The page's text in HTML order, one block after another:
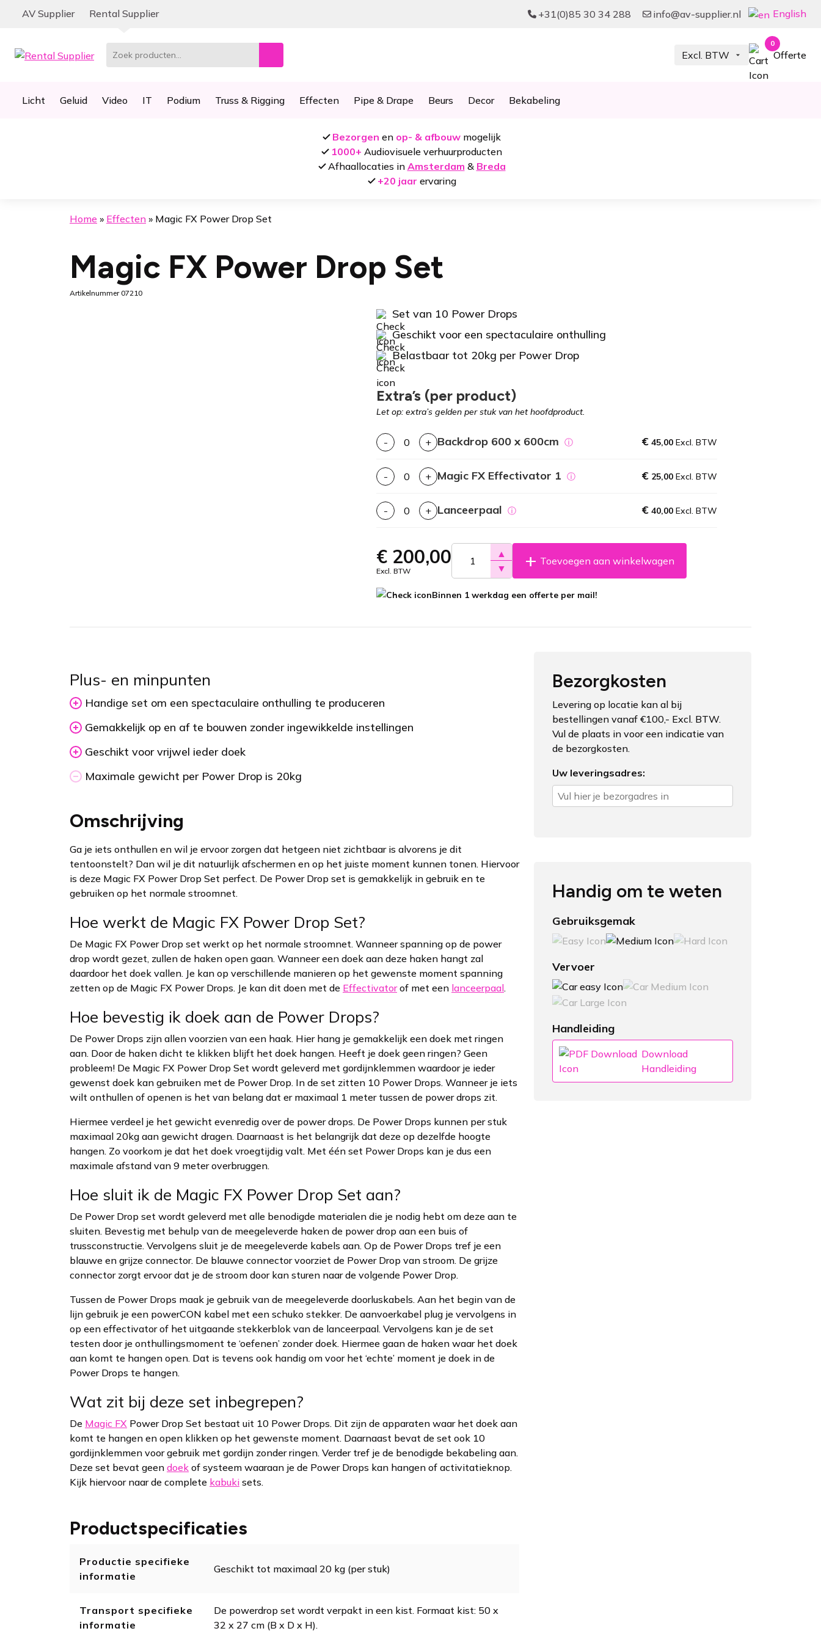
navigatie
inhoud
AV Supplier Rental Supplier +31(0)85 30 34 288 info@av-supplier.nl English
Zoeken
0
Offerte
Licht Geluid Video IT Podium Truss & Rigging Effecten Pipe & Drape Beurs Decor Bekabeling
Bezorgen en op- & afbouw mogelijk
1000+ Audiovisuele verhuurproducten
Afhaallocaties in Amsterdam & Breda
+20 jaar ervaring
Home » Effecten » Magic FX Power Drop Set
Magic FX Power Drop Set
Artikelnummer 07210
Set van 10 Power Drops
Geschikt voor een spectaculaire onthulling
Belastbaar tot 20kg per Power Drop
Extra’s (per product)
Let op: extra’s gelden per stuk van het hoofdproduct.
- + Backdrop 600 x 600cm ⓘ € 45,00 Excl. BTW
- + Magic FX Effectivator 1 ⓘ € 25,00 Excl. BTW
- + Lanceerpaal ⓘ € 40,00 Excl. BTW
€ 200,00
Excl. BTW
▲
▼
Toevoegen aan winkelwagen
Binnen 1 werkdag een offerte per mail!
Plus- en minpunten
Handige set om een spectaculaire onthulling te produceren
Gemakkelijk op en af te bouwen zonder ingewikkelde instellingen
Geschikt voor vrijwel ieder doek
Maximale gewicht per Power Drop is 20kg
Omschrijving
Ga je iets onthullen en wil je ervoor zorgen dat hetgeen niet zichtbaar is alvorens je dit
tentoonstelt? Dan wil je dit natuurlijk afschermen en op het juiste moment kunnen tonen. Hiervoor
is deze Magic FX Power Drop Set perfect. De Power Drop set is gemakkelijk in gebruik en te
gebruiken op het normale stroomnet.
Hoe werkt de Magic FX Power Drop Set?
De Magic FX Power Drop set werkt op het normale stroomnet. Wanneer spanning op de power
drop wordt gezet, zullen de haken open gaan. Wanneer een doek aan deze haken hangt zal
daardoor het doek vallen. Je kan op verschillende manieren op het gewenste moment spanning
zetten op de Magic FX Power Drops. Je kan dit doen met de Effectivatorof met een lanceerpaal.
Hoe bevestig ik doek aan de Power Drops?
De Power Drops zijn allen voorzien van een haak. Hier hang je gemakkelijk een doek met ringen
aan. Door de haken dicht te klikken blijft het doek hangen. Heeft je doek geen ringen? Geen
probleem! De Magic FX Power Drop Set wordt geleverd met gordijnklemmen waardoor je ieder
gewenst doek kan gebruiken met de Power Drop. In de set zitten 10 Power Drops. Wanneer je iets
wilt onthullen of openen is het van belang dat er maximaal 1 meter tussen de power drops zit.
Hiermee verdeel je het gewicht evenredig over de power drops. De Power Drops kunnen per stuk
maximaal 20kg aan gewicht dragen. Daarnaast is het belangrijk dat deze op dezelfde hoogte
hangen. Zo voorkom je dat het doek vroegtijdig valt. Met één set Power Drops kan je dus een
maximale afstand van 9 meter overbruggen.
Hoe sluit ik de Magic FX Power Drop Set aan?
De Power Drop set wordt geleverd met alle benodigde materialen die je nodig hebt om deze aan te
sluiten. Bevestig met behulp van de meegeleverde haken de power drop aan een buis of
trussconstructie. Vervolgens sluit je de meegeleverde kabels aan. Op de Power Drops tref je een
blauwe en grijze connector. De blauwe connector voorziet de Power Drop van stroom. De grijze
connector zorgt ervoor dat je de stroom door kan sturen naar de volgende Power Drop.
Tussen de Power Drops maak je gebruik van de meegeleverde doorluskabels. Aan het begin van de
lijn gebruik je een powerCON kabel met een schuko stekker. De aanvoerkabel plug je vervolgens in
op een effectivator of het uitgaande stekkerblok van de lanceerpaal. Vervolgens kan je de set
testen door je onthullingsmoment te ‘oefenen’ zonder doek. Hiermee gaan de haken waar het doek
aan komt te hangen open. Dat is tevens ook handig om voor het ‘echte’ moment je doek in de
Power Drops te hangen.
Wat zit bij deze set inbegrepen?
De Magic FX Power Drop Set bestaat uit 10 Power Drops. Dit zijn de apparaten waar het doek aan
komt te hangen en open klikken op het gewenste moment. Daarnaast bevat de set ook 10
gordijnklemmen voor gebruik met gordijn zonder ringen. Verder tref je de benodigde bekabeling aan.
Deze set bevat geen doek of systeem waaraan je de Power Drops kan hangen of activitatieknop.
Kijk hiervoor naar de complete kabuki sets.
Productspecificaties
Productie specifieke
informatie
Geschikt tot maximaal 20 kg (per stuk)
Transport specifieke
informatie
De powerdrop set wordt verpakt in een kist. Formaat kist: 50 x
32 x 27 cm (B x D x H).
Bezorgkosten
Levering op locatie kan al bij
bestellingen vanaf €100,- Excl. BTW.
Vul de plaats in voor een indicatie van
de bezorgkosten.
Uw leveringsadres:
Handig om te weten
Gebruiksgemak
Vervoer
Handleiding
Download
Handleiding